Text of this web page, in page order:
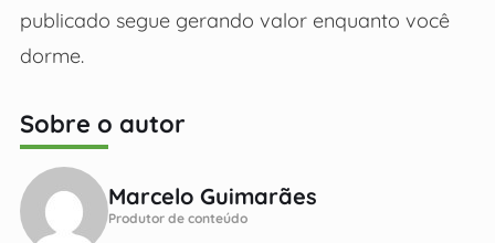
publicado segue gerando valor enquanto você
dorme.
Sobre o autor
Marcelo Guimarães
Produtor de conteúdo